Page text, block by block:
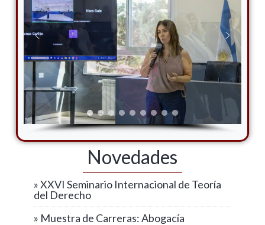
Novedades
» XXVI Seminario Internacional de Teoría
del Derecho
» Muestra de Carreras: Abogacía